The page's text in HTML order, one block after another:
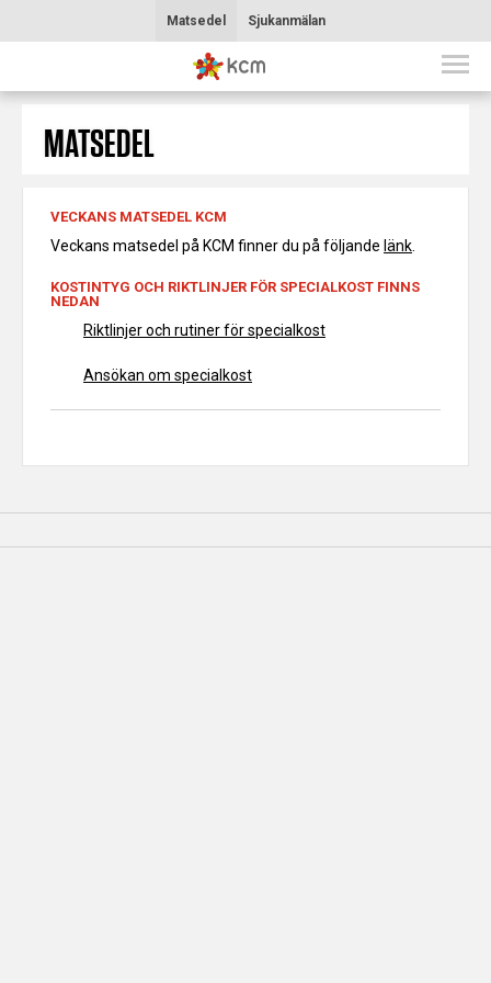
Matsedel Sjukanmälan
MATSEDEL
VECKANS MATSEDEL KCM
Veckans matsedel på KCM finner du på följande länk
KOSTINTYG OCH RIKTLINJER FÖR SPECIALKOST FINNS
NEDAN
Riktlinjer och rutiner för specialkost
Ansökan om specialkost